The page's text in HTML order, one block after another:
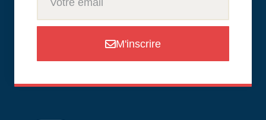
M'inscrire